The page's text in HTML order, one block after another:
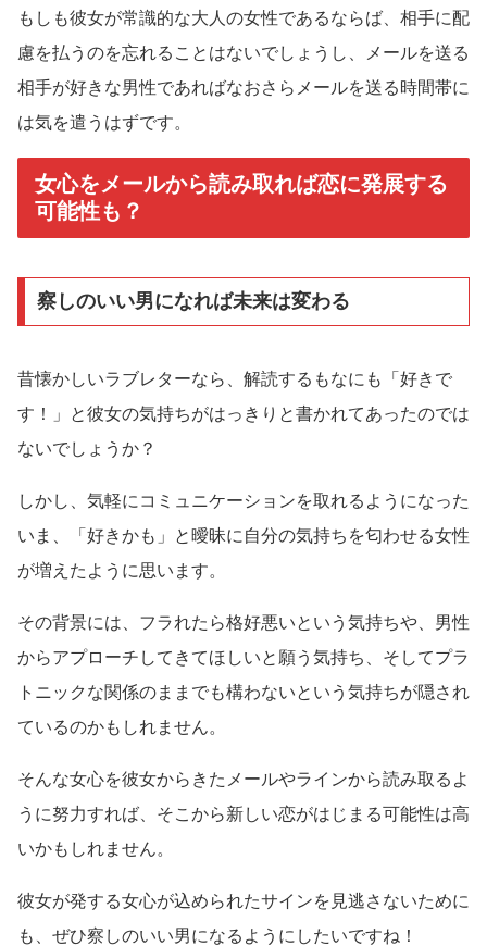
もしも彼女が常識的な大人の女性であるならば、相手に配
慮を払うのを忘れることはないでしょうし、メールを送る
相手が好きな男性であればなおさらメールを送る時間帯に
は気を遣うはずです。
女心をメールから読み取れば恋に発展する
可能性も？
察しのいい男になれば未来は変わる
昔懐かしいラブレターなら、解読するもなにも「好きで
す！」と彼女の気持ちがはっきりと書かれてあったのでは
ないでしょうか？
しかし、気軽にコミュニケーションを取れるようになった
いま、「好きかも」と曖昧に自分の気持ちを匂わせる女性
が増えたように思います。
その背景には、フラれたら格好悪いという気持ちや、男性
からアプローチしてきてほしいと願う気持ち、そしてプラ
トニックな関係のままでも構わないという気持ちが隠され
ているのかもしれません。
そんな女心を彼女からきたメールやラインから読み取るよ
うに努力すれば、そこから新しい恋がはじまる可能性は高
いかもしれません。
彼女が発する女心が込められたサインを見逃さないために
も、ぜひ察しのいい男になるようにしたいですね！